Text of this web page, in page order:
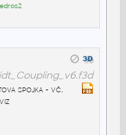
spojka - vč.